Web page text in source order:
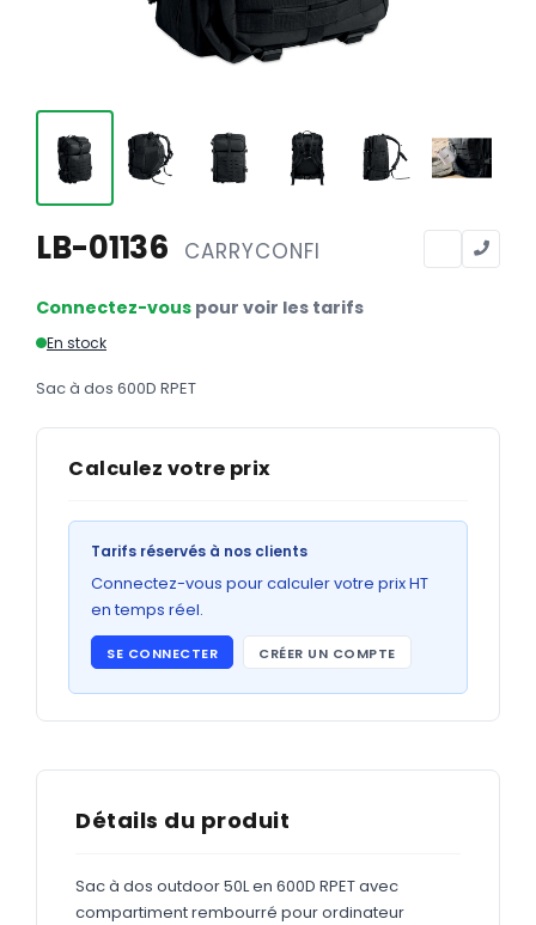
Calendriers
Calendriers bancaires
Tête de lettre
Enveloppes
Sous-mains
Chemises
GRAND FORMAT
Abribus
ADHÉSIFS
LB-01136 CARRYCONFI
Connectez-vous pour voir les tarifs
En stock
Sac à dos 600D RPET
Calculez votre prix
Tarifs réservés à nos clients
Connectez-vous pour calculer votre prix HT
en temps réel.
SE CONNECTER CRÉER UN COMPTE
Détails du produit
Sac à dos outdoor 50L en 600D RPET avec
compartiment rembourré pour ordinateur